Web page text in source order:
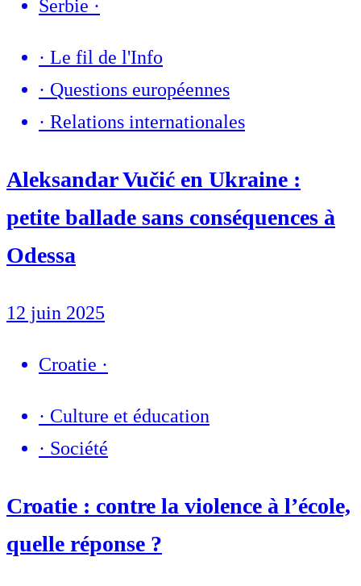
Serbie ·
· Le fil de l'Info
· Questions européennes
· Relations internationales
Aleksandar Vučić en Ukraine :
petite ballade sans conséquences à
Odessa
12 juin 2025
Croatie ·
· Culture et éducation
· Société
Croatie : contre la violence à l’école,
quelle réponse ?